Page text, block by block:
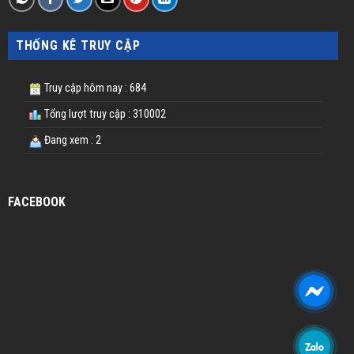
THỐNG KÊ TRUY CẬP
Truy cập hôm nay : 684
Tổng lượt truy cập : 310002
Đang xem : 2
FACEBOOK